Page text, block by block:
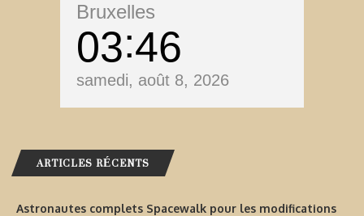
Bruxelles
03 46
samedi, août 8, 2026
ARTICLES RÉCENTS
Astronautes complets Spacewalk pour les modifications